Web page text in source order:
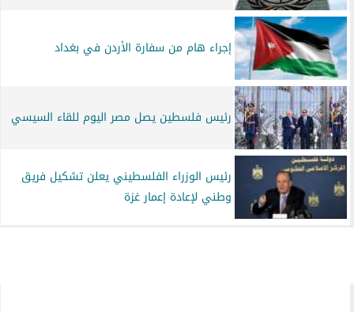
إجراء هام من سفارة الأردن في بغداد
رئيس فلسطين يصل مصر اليوم للقاء السيسي
رئيس الوزراء الفلسطيني يعلن تشكيل فريق
وطني لإعادة إعمار غزة